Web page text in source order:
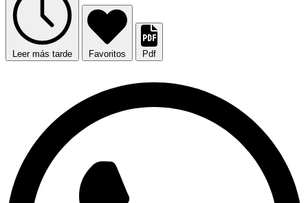
Leer más tarde Favoritos Pdf